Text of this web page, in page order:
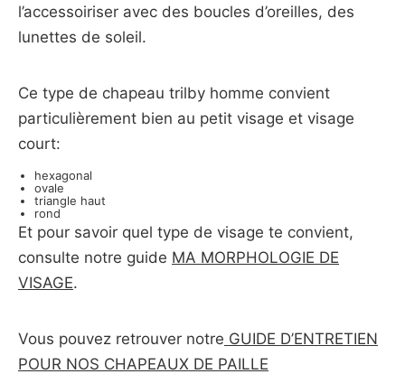
l’accessoiriser avec des boucles d’oreilles, des
lunettes de soleil.
Ce type de chapeau trilby homme convient
particulièrement bien au petit visage et visage
court:
hexagonal
ovale
triangle haut
rond
Et pour savoir quel type de visage te convient,
consulte notre guide MA MORPHOLOGIE DE
VISAGE.
Vous pouvez retrouver notre GUIDE D’ENTRETIEN
POUR NOS CHAPEAUX DE PAILLE